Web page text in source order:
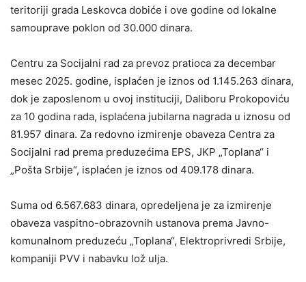
teritoriji grada Leskovca dobiće i ove godine od lokalne
samouprave poklon od 30.000 dinara.
Centru za Socijalni rad za prevoz pratioca za decembar
mesec 2025. godine, isplaćen je iznos od 1.145.263 dinara,
dok je zaposlenom u ovoj instituciji, Daliboru Prokopoviću
za 10 godina rada, isplaćena jubilarna nagrada u iznosu od
81.957 dinara. Za redovno izmirenje obaveza Centra za
Socijalni rad prema preduzećima EPS, JKP „Toplana“ i
„Pošta Srbije“, isplaćen je iznos od 409.178 dinara.
Suma od 6.567.683 dinara, opredeljena je za izmirenje
obaveza vaspitno-obrazovnih ustanova prema Javno-
komunalnom preduzeću „Toplana“, Elektroprivredi Srbije,
kompaniji PVV i nabavku lož ulja.